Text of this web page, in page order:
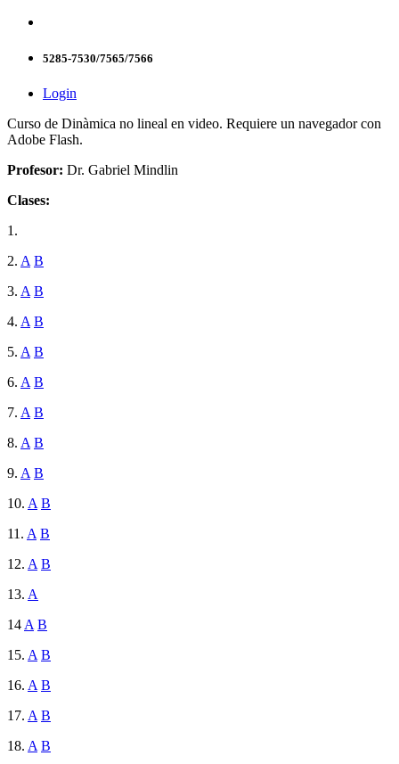
5285-7530/7565/7566
Login
Curso de Dinàmica no lineal en video. Requiere un navegador con
Adobe Flash.
Profesor: Dr. Gabriel Mindlin
Clases:
1.
2. A B
3. A B
4. A B
5. A B
6. A B
7. A B
8. A B
9. A B
10. A B
11. A B
12. A B
13. A
14 A B
15. A B
16. A B
17. A B
18. A B